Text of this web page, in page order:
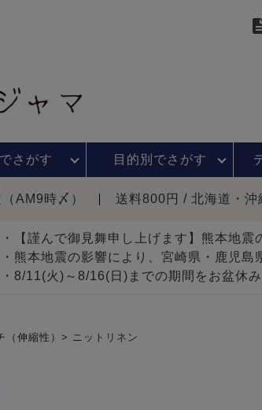
さがす 目的別でさがす
AM9時〆） 送料800円 / 北海道・沖
・【謹んで御見舞申し上げます】熊本地
・熊本地震の影響により、宮崎県・鹿児
・8/11(火)～8/16(日)までの期間をお盆休
伸縮性） ニットリネン